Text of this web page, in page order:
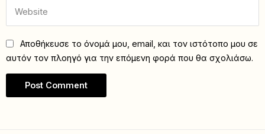
Αποθήκευσε το όνομά μου, email, και τον ιστότοπο μου σε
αυτόν τον πλοηγό για την επόμενη φορά που θα σχολιάσω.